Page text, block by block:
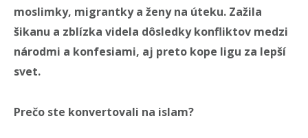
moslimky, migrantky a ženy na úteku. Zažila
šikanu a zblízka videla dôsledky konfliktov medzi
národmi a konfesiami, aj preto kope ligu za lepší
svet.
Prečo ste konvertovali na islam?